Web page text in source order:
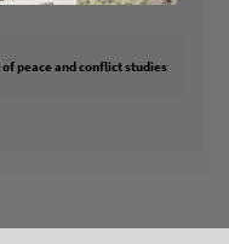
peace and conflict studies